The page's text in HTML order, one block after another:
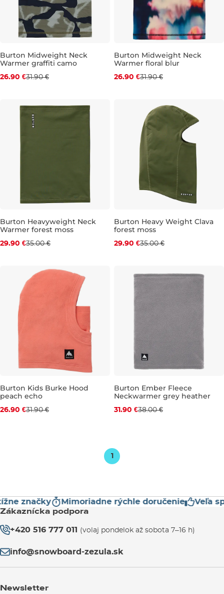
Burton Midweight Neck
Warmer graffiti camo
26.90 €31.90 €
Burton Midweight Neck
Warmer floral blur
26.90 €31.90 €
Burton Heavyweight Neck
Warmer forest moss
29.90 €35.00 €
Zľava -15 %
Burton Heavy Weight Clava
forest moss
29.90 €35.00 €
Zľava -16 %
Burton Kids Burke Hood
peach echo
26.90 €31.90 €
Burton Ember Fleece
Neckwarmer grey heather
31.90 €38.00 €
1
značky Mimoriadne rýchle doručenie Veľa
Zákaznícka podpora
+420 516 777 011 (volaj pondelok až sobota 7–16 h)
info@snowboard-zezula.sk
Newsletter